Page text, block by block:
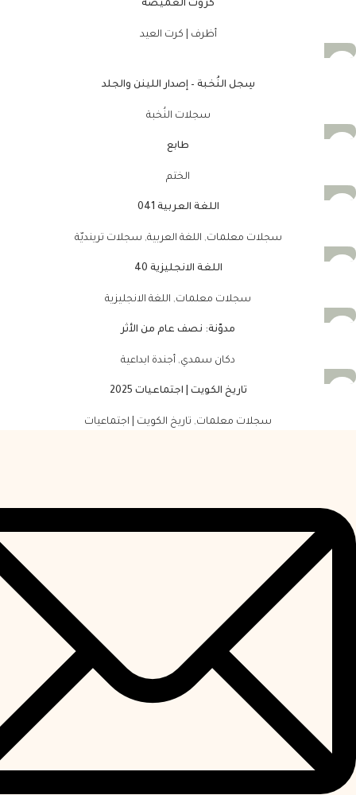
كروت الغميضة
أظرف | كرت العيد
سِجل النُخبة – إصدار اللينن والجلد
سجلات النُخبة
طابع
الختم
اللغة العربية 041
سجلات معلمات, اللغة العربية, سجلات ترينديّة
اللغة الانجليزية 40
سجلات معلمات, اللغة الانجليزية
مدوّنة: نصف عام من الأثر
دكان سمدي, أجندة ابداعية
تاريخ الكويت | اجتماعيات 2025
سجلات معلمات, تاريخ الكويت | اجتماعيات